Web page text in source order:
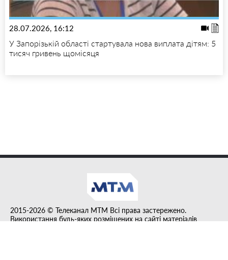
28.07.2026, 16:12
У Запорізькій області стартувала нова виплата дітям: 5
тисяч гривень щомісяця
2015-2026 © Телеканал MTM Всі права застережено.
Використання будь-яких розміщених на сайті матеріалів